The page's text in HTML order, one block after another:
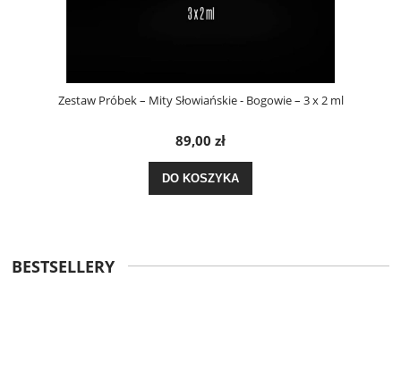
Zestaw Próbek – Mity Słowiańskie - Bogowie – 3 x 2 ml
89,00 zł
DO KOSZYKA
BESTSELLERY